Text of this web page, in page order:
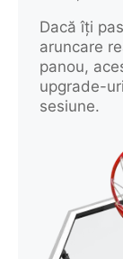
Dacă îți
aruncare
panou,
upgrade-
sesiune.